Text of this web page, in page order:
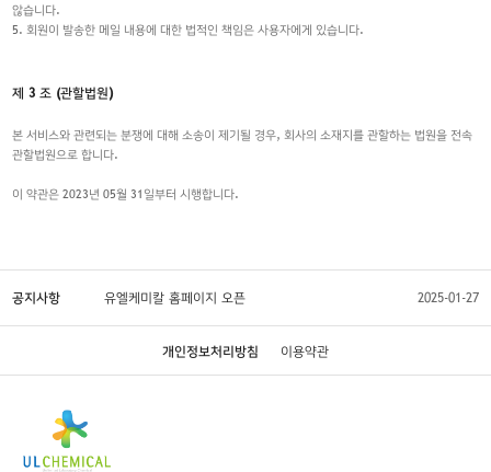
않습니다.
5. 회원이 발송한 메일 내용에 대한 법적인 책임은 사용자에게 있습니다.
제 3 조 (관할법원)
본 서비스와 관련되는 분쟁에 대해 소송이 제기될 경우, 회사의 소재지를 관할하는 법원을 전속
관할법원으로 합니다.
이 약관은 2023년 05월 31일부터 시행합니다.
공지사항 유엘케미칼 홈페이지 오픈 2025-01-27
개인정보처리방침 이용약관